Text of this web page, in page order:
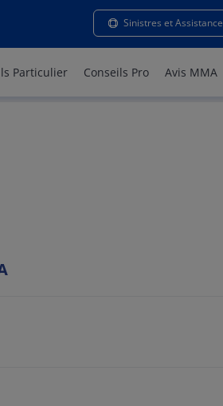
Sinistres et Assistance
Particulier Conseils Pro Avis MMA
HONFLEUR